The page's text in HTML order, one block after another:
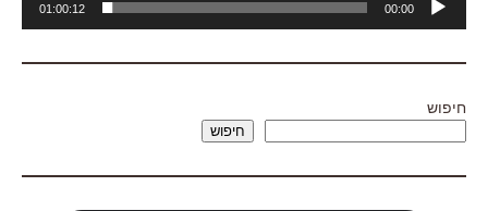
אודיו
00:00
01:00:12
חיפוש
חיפוש